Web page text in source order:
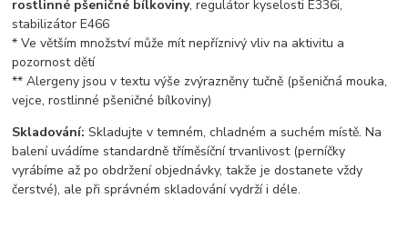
rostlinné pšeničné bílkoviny, regulátor kyselosti E336i,
stabilizátor E466
* Ve větším množství může mít nepříznivý vliv na aktivitu a
pozornost dětí
** Alergeny jsou v textu výše zvýrazněny tučně (pšeničná mouka,
vejce, rostlinné pšeničné bílkoviny)
Skladování: Skladujte v temném, chladném a suchém místě. Na
balení uvádíme standardně tříměsíční trvanlivost (perníčky
vyrábíme až po obdržení objednávky, takže je dostanete vždy
čerstvé), ale při správném skladování vydrží i déle.